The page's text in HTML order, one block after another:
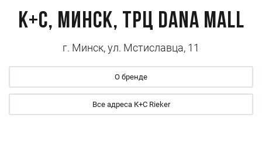
K+C, Минск, ТРЦ Dana Mall
г. Минск, ул. Мстиславца, 11
О бренде
Все адреса К+С Rieker